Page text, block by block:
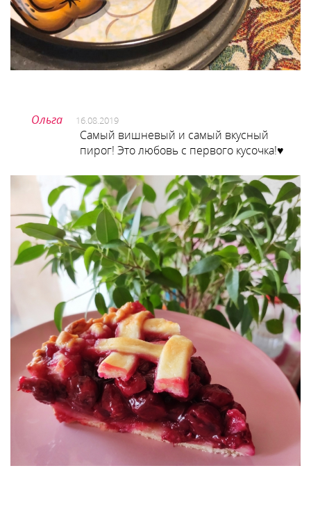
Ольга 16.08.2019
Самый вишневый и самый вкусный
пирог! Это любовь с первого кусочка!♥️